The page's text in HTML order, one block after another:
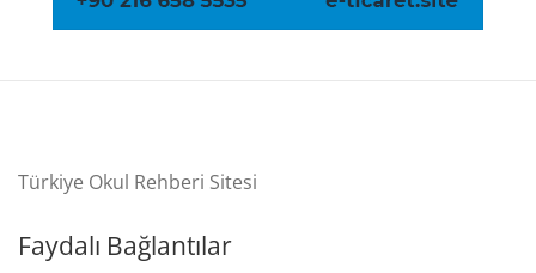
Türkiye Okul Rehberi Sitesi
Faydalı Bağlantılar